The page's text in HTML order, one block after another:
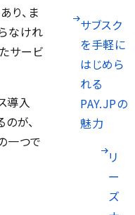
サブスク
を手軽に
はじめら
れる
PAY.JPの
魅力
リ
ー
ズ
り、ま
なけれ
サービ
導入
が、
一つで